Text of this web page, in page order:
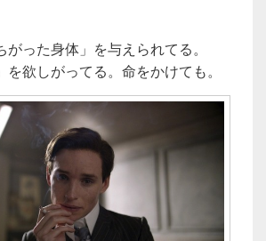
った身体」を与えられてる。
を欲しがってる。命をかけても。